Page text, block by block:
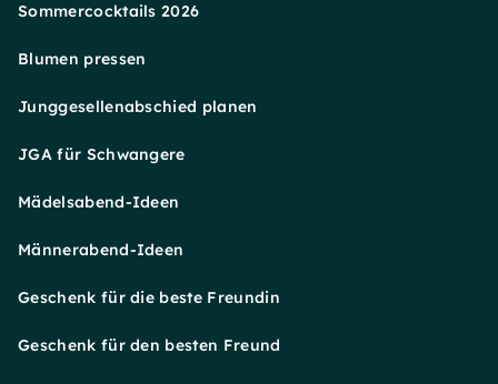
Sommercocktails 2026
Blumen pressen
Junggesellenabschied planen
JGA für Schwangere
Mädelsabend-Ideen
Männerabend-Ideen
Geschenk für die beste Freundin
Geschenk für den besten Freund